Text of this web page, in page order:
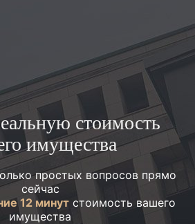
стоимость
имущества
простых вопросов прямо
сейчас
12 минутстоимость вашего
имущества